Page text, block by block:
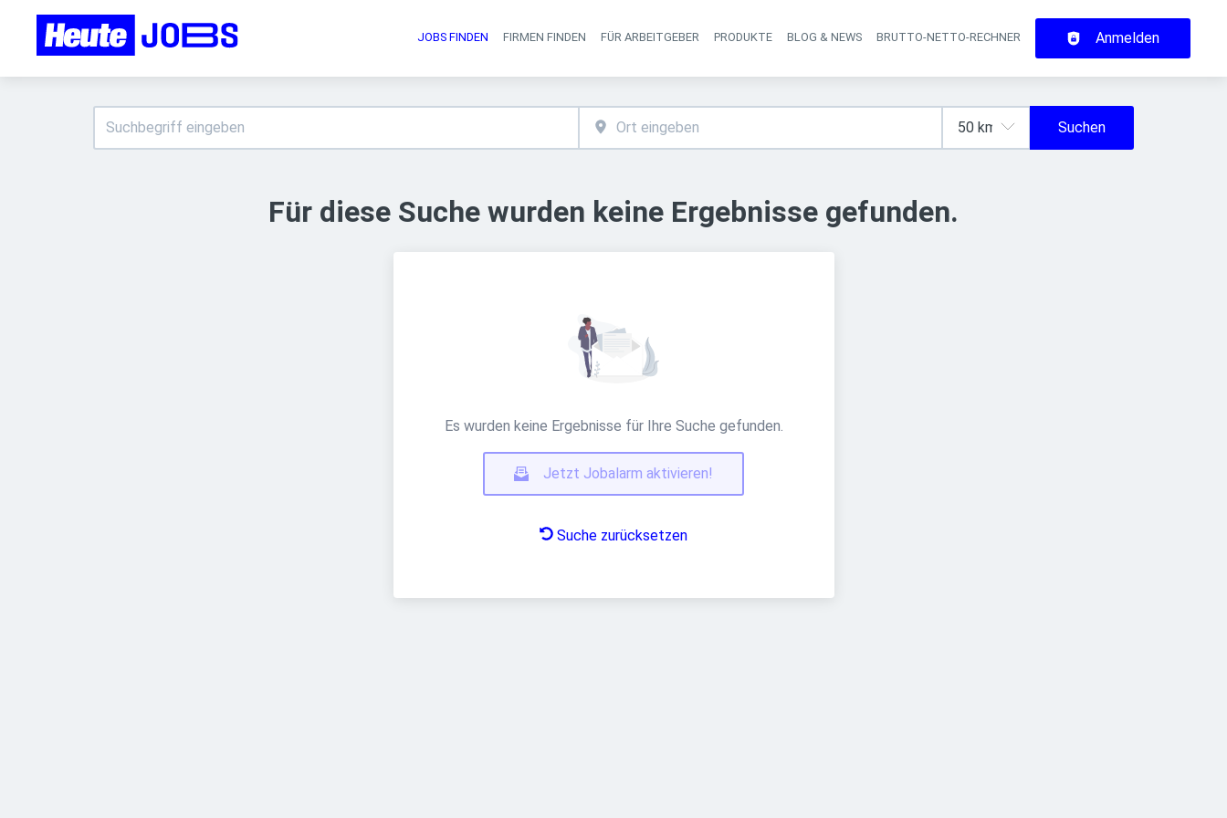
Haupt-Navigation
JOBS FINDEN FIRMEN FINDEN FÜR ARBEITGEBER PRODUKTE BLOG & NEWS BRUTTO-NETTO-RECHNER Anmelden
Suchen
Für diese Suche wurden keine Ergebnisse gefunden.
Es wurden keine Ergebnisse für Ihre Suche gefunden.
Jetzt Jobalarm aktivieren!
Suche zurücksetzen